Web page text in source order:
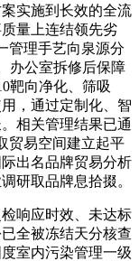
实施到长效的全流
量上连结领先劣
管理手艺向泉源分
办公室拆修后保障
靶向净化、筛吸
，通过定制化、智
相关管理结果已通
贸易空间建立起平
出名品牌贸易分析
研取品牌息拾掇。
响应时效、未达标
全被冻结天分核查
室内污染管理一级